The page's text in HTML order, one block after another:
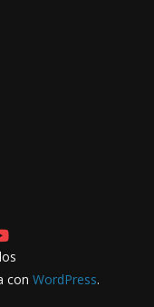
con WordPress.